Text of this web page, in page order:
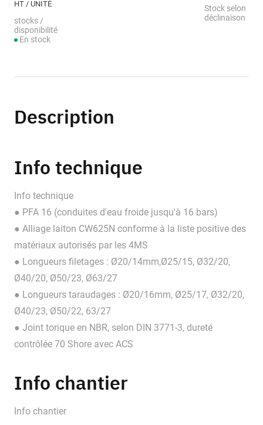
HT / UNITÉ
stocks /
disponibilité
En stock
Stock selon
déclinaison
Description
Info technique
Info technique
● PFA 16 (conduites d'eau froide jusqu'à 16 bars)
● Alliage laiton CW625N conforme à la liste positive des
matériaux autorisés par les 4MS
● Longueurs filetages : Ø20/14mm,Ø25/15, Ø32/20,
Ø40/20, Ø50/23, Ø63/27
● Longueurs taraudages : Ø20/16mm, Ø25/17, Ø32/20,
Ø40/23, Ø50/22, 63/27
● Joint torique en NBR, selon DIN 3771-3, dureté
contrôlée 70 Shore avec ACS
Info chantier
Info chantier